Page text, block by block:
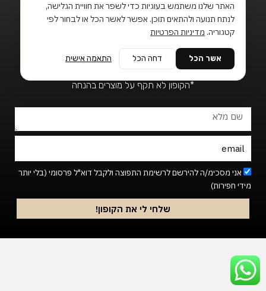
s
t
a
r
a
m
c
e
o
k
-
f
k
t
הפתעה קטנה
שתגרום לך לחייך ;)
*הקופון לא תקף על מוצרים בהנחה
שם
Footer_newsletter
אני מסכימ/ה להירשם לרשימת התפוצה ולקבל דוא"ל פרסומי (בלי יותר
מידי חפירות)
שלחי לי את הקופון!
האתר שלנו משתמש בעוגיות כדי לשפר את חוויית הגלישה,
לנתח תנועה ולהתאים תוכן. אפשר לאשר הכל או לבחור לפי
קטגוריה. מדיניות הפרטיות
אשר הכל דחה הכל התאמה אישית